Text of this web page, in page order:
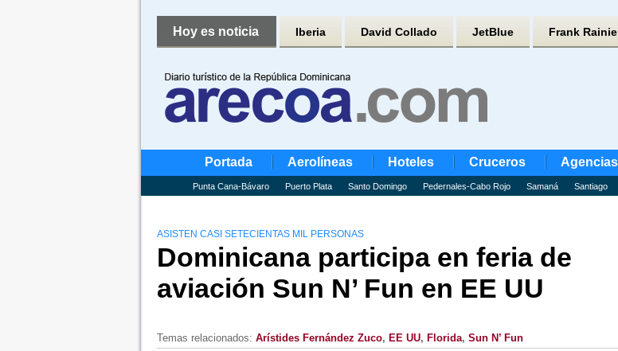
Hoy es noticia Iberia David Collado JetBlue Frank
Portada Aerolíneas Hoteles Cruceros
Punta Cana-Bávaro Puerto Plata Santo Domingo Pedernales-Cabo Rojo Samaná Santiago
ASISTEN CASI SETECIENTAS MIL PERSONAS
Dominicana participa en feria de
aviación Sun N’ Fun en EE UU
Temas relacionados: Arístides Fernández Zuco, EE UU, Florida, Sun N’ Fun